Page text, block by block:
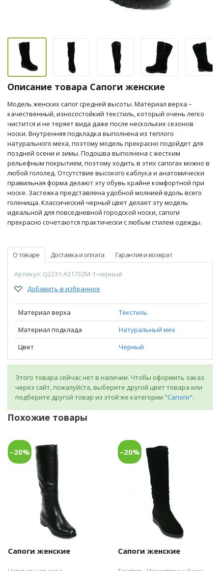
Описание товара Сапоги женские
Модель женских сапог средней высоты. Материал верха –
качественный, износостойкий текстиль, который очень легко
чистится и не теряет вида даже после нескольких сезонов
носки. Внутренняя подкладка выполнена из теплого
натурального меха, поэтому модель прекрасно подойдет для
поздней осени и зимы. Подошва выполнена с жестким
рельефным покрытием, поэтому ходить в этих сапогах можно в
любой гололед. Отсутствие высокого каблука и анатомически
правильная форма делают эту обувь крайне комфортной при
носке. Застежка представлена удобной молнией вдоль всего
голенища. Классический черный цвет делает эту модель
идеальной для повседневной городской носки, сапоги
прекрасно сочетаются практически с любым стилем одежды.
О товаре Доставка и оплата Гарантия и возврат
Артикул: Q2231-A3173ZM-1-черный
Добавить в избранное
Материал верха
Текстиль
Материал подклада
Натуральный мех
Цвет
Черный
Этого товара сейчас нет в наличии. Чтобы оформить заказ
через сайт, пожалуйста, выберите другой цвет товара или
подберите другой товар из этой же категории "Сапоги".
Похожие товары
–20%
Сапоги женские
–20%
Сапоги женские